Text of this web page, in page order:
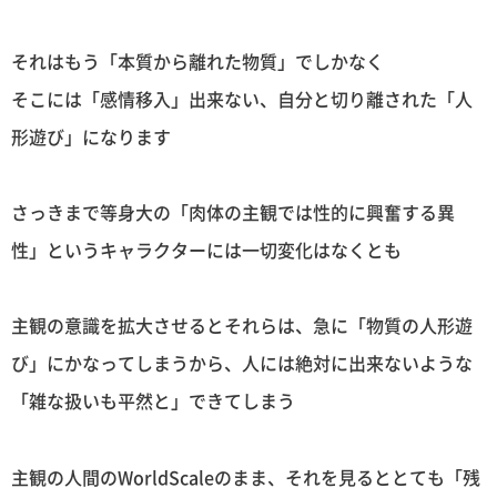
それはもう「本質から離れた物質」でしかなく
そこには「感情移入」出来ない、自分と切り離された「人
形遊び」になります
さっきまで等身大の「肉体の主観では性的に興奮する異
性」というキャラクターには一切変化はなくとも
主観の意識を拡大させるとそれらは、急に「物質の人形遊
び」にかなってしまうから、人には絶対に出来ないような
「雑な扱いも平然と」できてしまう
主観の人間のWorldScaleのまま、それを見るととても「残